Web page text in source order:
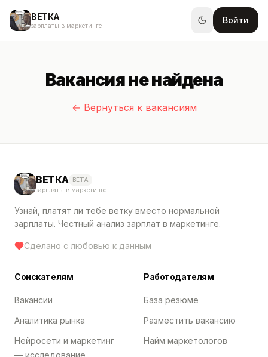
ВЕТКА
зарплаты в маркетинге
Войти
Вакансия не найдена
← Вернуться к вакансиям
ВЕТКА BETA
зарплаты в маркетинге
Узнай, платят ли тебе ветку вместо нормальной
зарплаты. Честный анализ зарплат в маркетинге.
Сделано с любовью к данным
Соискателям
Вакансии
Аналитика рынка
Нейросети и маркетинг
— исследование
Работодателям
База резюме
Разместить вакансию
Найм маркетологов